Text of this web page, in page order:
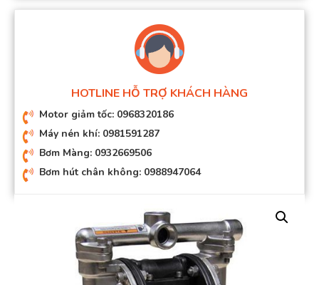
HOTLINE HỖ TRỢ KHÁCH HÀNG
Motor giảm tốc: 0968320186
Máy nén khí: 0981591287
Bơm Màng: 0932669506
Bơm hút chân không: 0988947064